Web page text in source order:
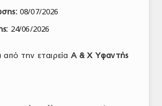
08/07/2026
24/06/2026
την εταιρεία Α & Χ Υφαντής